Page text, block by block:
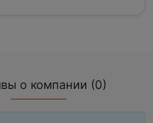
о компании (0)